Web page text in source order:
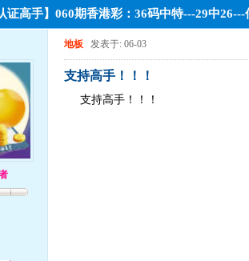
证高手】060期香港彩：36码中特---29中
地板 发表于: 06-03
支持高手！！！
支持高手！！！